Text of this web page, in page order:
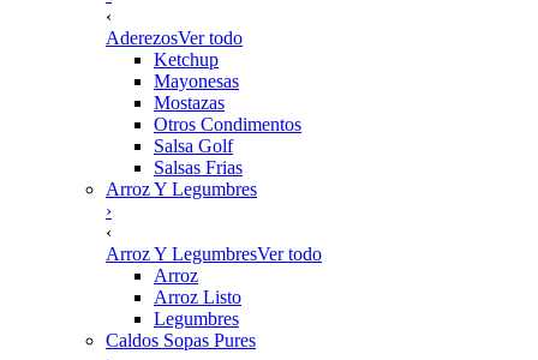
‹
AderezosVer todo
Ketchup
Mayonesas
Mostazas
Otros Condimentos
Salsa Golf
Salsas Frias
Arroz Y Legumbres
›
‹
Arroz Y LegumbresVer todo
Arroz
Arroz Listo
Legumbres
Caldos Sopas Pures